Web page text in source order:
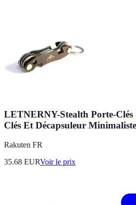
LETNERNY-Stealth Porte-Clés
Clés Et Décapsuleur
Rakuten FR
35.68 EURVoir le prix